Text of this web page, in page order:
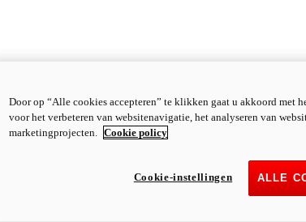
Door op “Alle cookies accepteren” te klikken gaat u akkoord met
voor het verbeteren van websitenavigatie, het analyseren van
marketingprojecten. Cookie policy
ALLE
Cookie-instellingen